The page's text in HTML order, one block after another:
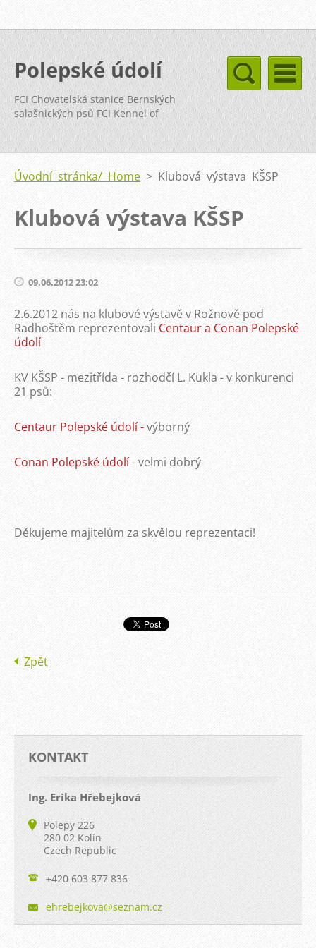
Polepské údolí
FCI Chovatelská stanice Bernských
salašnických psů FCI Kennel of
Bernese Mountain Dog
Úvodní stránka/ Home > Klubová výstava KŠSP
Klubová výstava KŠSP
09.06.2012 23:02
2.6.2012 nás na klubové výstavě v Rožnově pod
Radhoštěm reprezentovali Centaur a Conan Polepské
údolí
KV KŠSP - mezitřída - rozhodčí L. Kukla - v konkurenci
21 psů:
Centaur Polepské údolí -výborný
Conan Polepské údolí- velmi dobrý
Děkujeme majitelům za skvělou reprezentaci!
Zpět
KONTAKT
Ing. Erika Hřebejková
Polepy 226
280 02 Kolín
Czech Republic
+420 603 877 836
ehrebejkova@seznam.cz